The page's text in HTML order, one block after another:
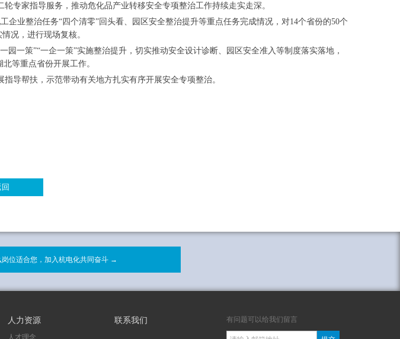
专家指导服务，推动危化品产业转移安全专项整治工作持续走实走深。
业整治任务“四个清零”回头看、园区安全整治提升等重点任务完成情况，对14个省份的50个
况，进行现场复核。
一策”“一企一策”实施整治提升，切实推动安全设计诊断、园区安全准入等制度落实落地，
等重点省份开展工作。
导帮扶，示范带动有关地方扎实有序开展安全专项整治。
岗位适合您，加入杭电化共同奋斗 →
人力资源
人才理念
联系我们 有问题可以给我们留言